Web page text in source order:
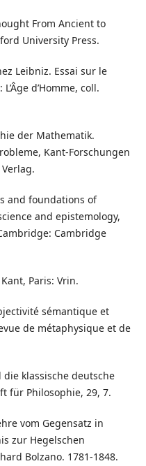
From Ancient to
University Press.
Leibniz. Essai sur le
d’Homme, coll.
der Mathematik.
Kant-Forschungen
and foundations of
and epistemology,
Cambridge
Paris: Vrin.
sémantique et
de métaphysique et de
die klassische deutsche
für Philosophie, 29, 7.
vom Gegensatz in
zur Hegelschen
Bolzano. 1781-1848.